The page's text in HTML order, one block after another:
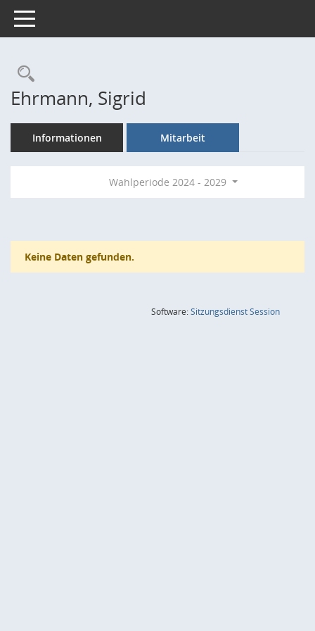
Toggle navigation
Rechercheauswahl
Ehrmann, Sigrid
Informationen Mitarbeit
Wahlperiode 2024 - 2029
Keine Daten gefunden.
Software:SitzungsdienstSession(Wird in